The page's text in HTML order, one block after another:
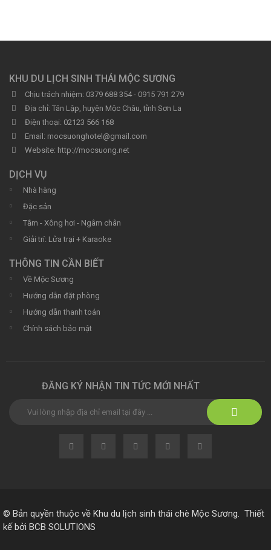
KHU DU LỊCH SINH THÁI MỘC SƯƠNG
Chịu trách nhiệm: 0379 688 354 - 0915 791 279
Địa chỉ: Tân Lập, huyện Mộc Châu, tỉnh Sơn La
Điện thoại: 02123 566 168‬
Email: mocsuonghotel@gmail.com
Website: http://mocsuong.net
DỊCH VỤ
Nhà hàng
Đặc sản
Tắm - Xông hơi - Ngâm chân
Giải trí: Lửa trại + Karaoke
THÔNG TIN CẦN BIẾT
Về Mộc Sương
Hướng dẫn đặt phòng
Hướng dẫn thanh toán
Chính sách bảo mật
ĐĂNG KÝ NHẬN TIN TỨC MỚI NHẤT
© Bản quyền thuộc về Khu du lịch sinh thái chè Mộc Sương. Thiết
kế bởi BCB SOLUTIONS